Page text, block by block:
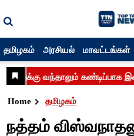
தமிழகம் அரசியல் மாவட்டங்கள்
Home தமிழகம்
நத்தம்